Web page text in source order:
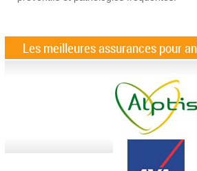
Les meilleures assurances pour